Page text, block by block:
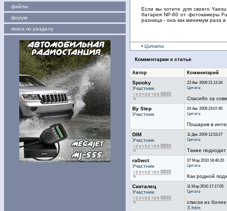
файлы
форум
поиск по разделу
Если вы хотите для своего
батарея NP-60 от фотокамеры
разница - она как минимум раза
• Цитата
Комментарии к статье
Автор Комментарий
Spooky
Участник
23 Авг 2009 21:12:34
Цитата
Спасибо за
By Step
Участник
24 Авг 2009 23:07:45
Цитата
Пошарив в
DIM
Участник
11 Дек 2009 12:53:27
Цитата
Также
ra0wct
Участник
07 Мар 2010 18:40:20
Цитата
Как родной
Скиталец
Участник
11 Мар 2010 17:17:05
Цитата
список из
3.htm